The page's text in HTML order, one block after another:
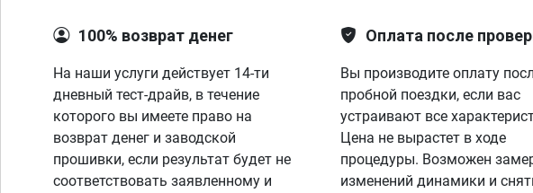
100% возврат денег
На наши услуги действует 14-ти
дневный тест-драйв, в течение
которого вы имеете право на
возврат денег и заводской
прошивки, если результат будет не
соответствовать заявленному и
Оплата после
Вы производите оплату
пробной поездки, если вас
устраивают все
Цена не вырастет в ходе
процедуры. Возможен
изменений динамики и